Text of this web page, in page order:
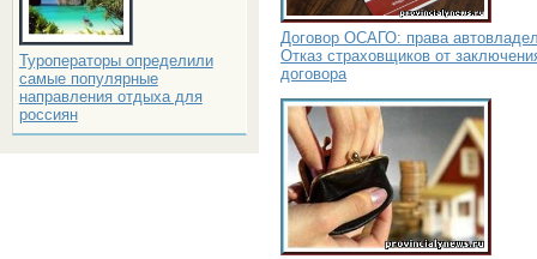
Туроператоры определили
самые популярные
направления отдыха для
россиян
Договор ОСАГО: права
Отказ страховщиков от
договора